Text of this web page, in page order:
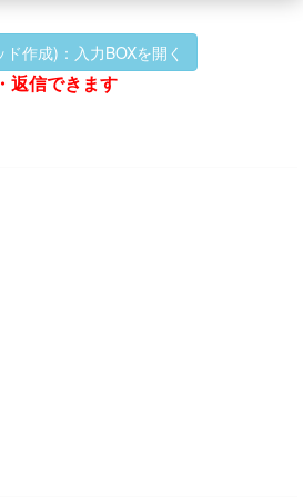
作成)：入力BOXを開く
返信できます